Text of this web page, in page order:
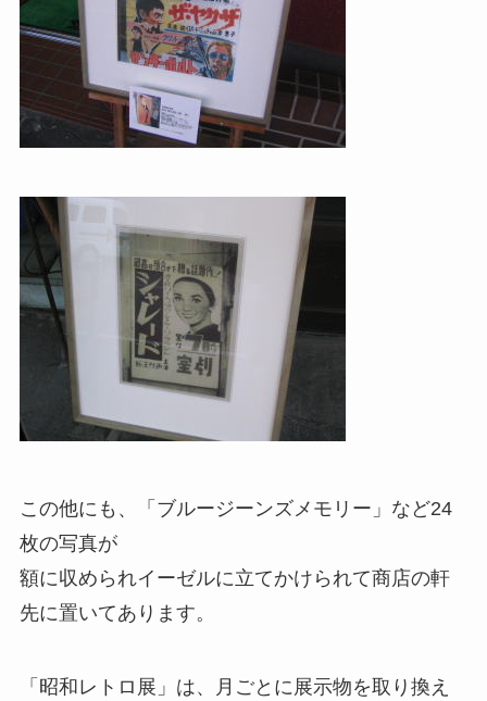
この他にも、「ブルージーンズメモリー」など24
枚の写真が
額に収められイーゼルに立てかけられて商店の軒
先に置いてあります。
「昭和レトロ展」は、月ごとに展示物を取り換え